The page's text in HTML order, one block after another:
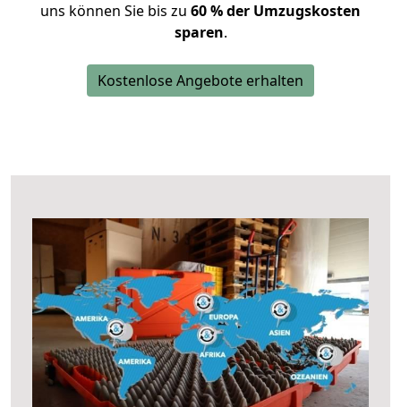
uns können Sie bis zu 60 % der Umzugskosten
sparen.
Kostenlose Angebote erhalten